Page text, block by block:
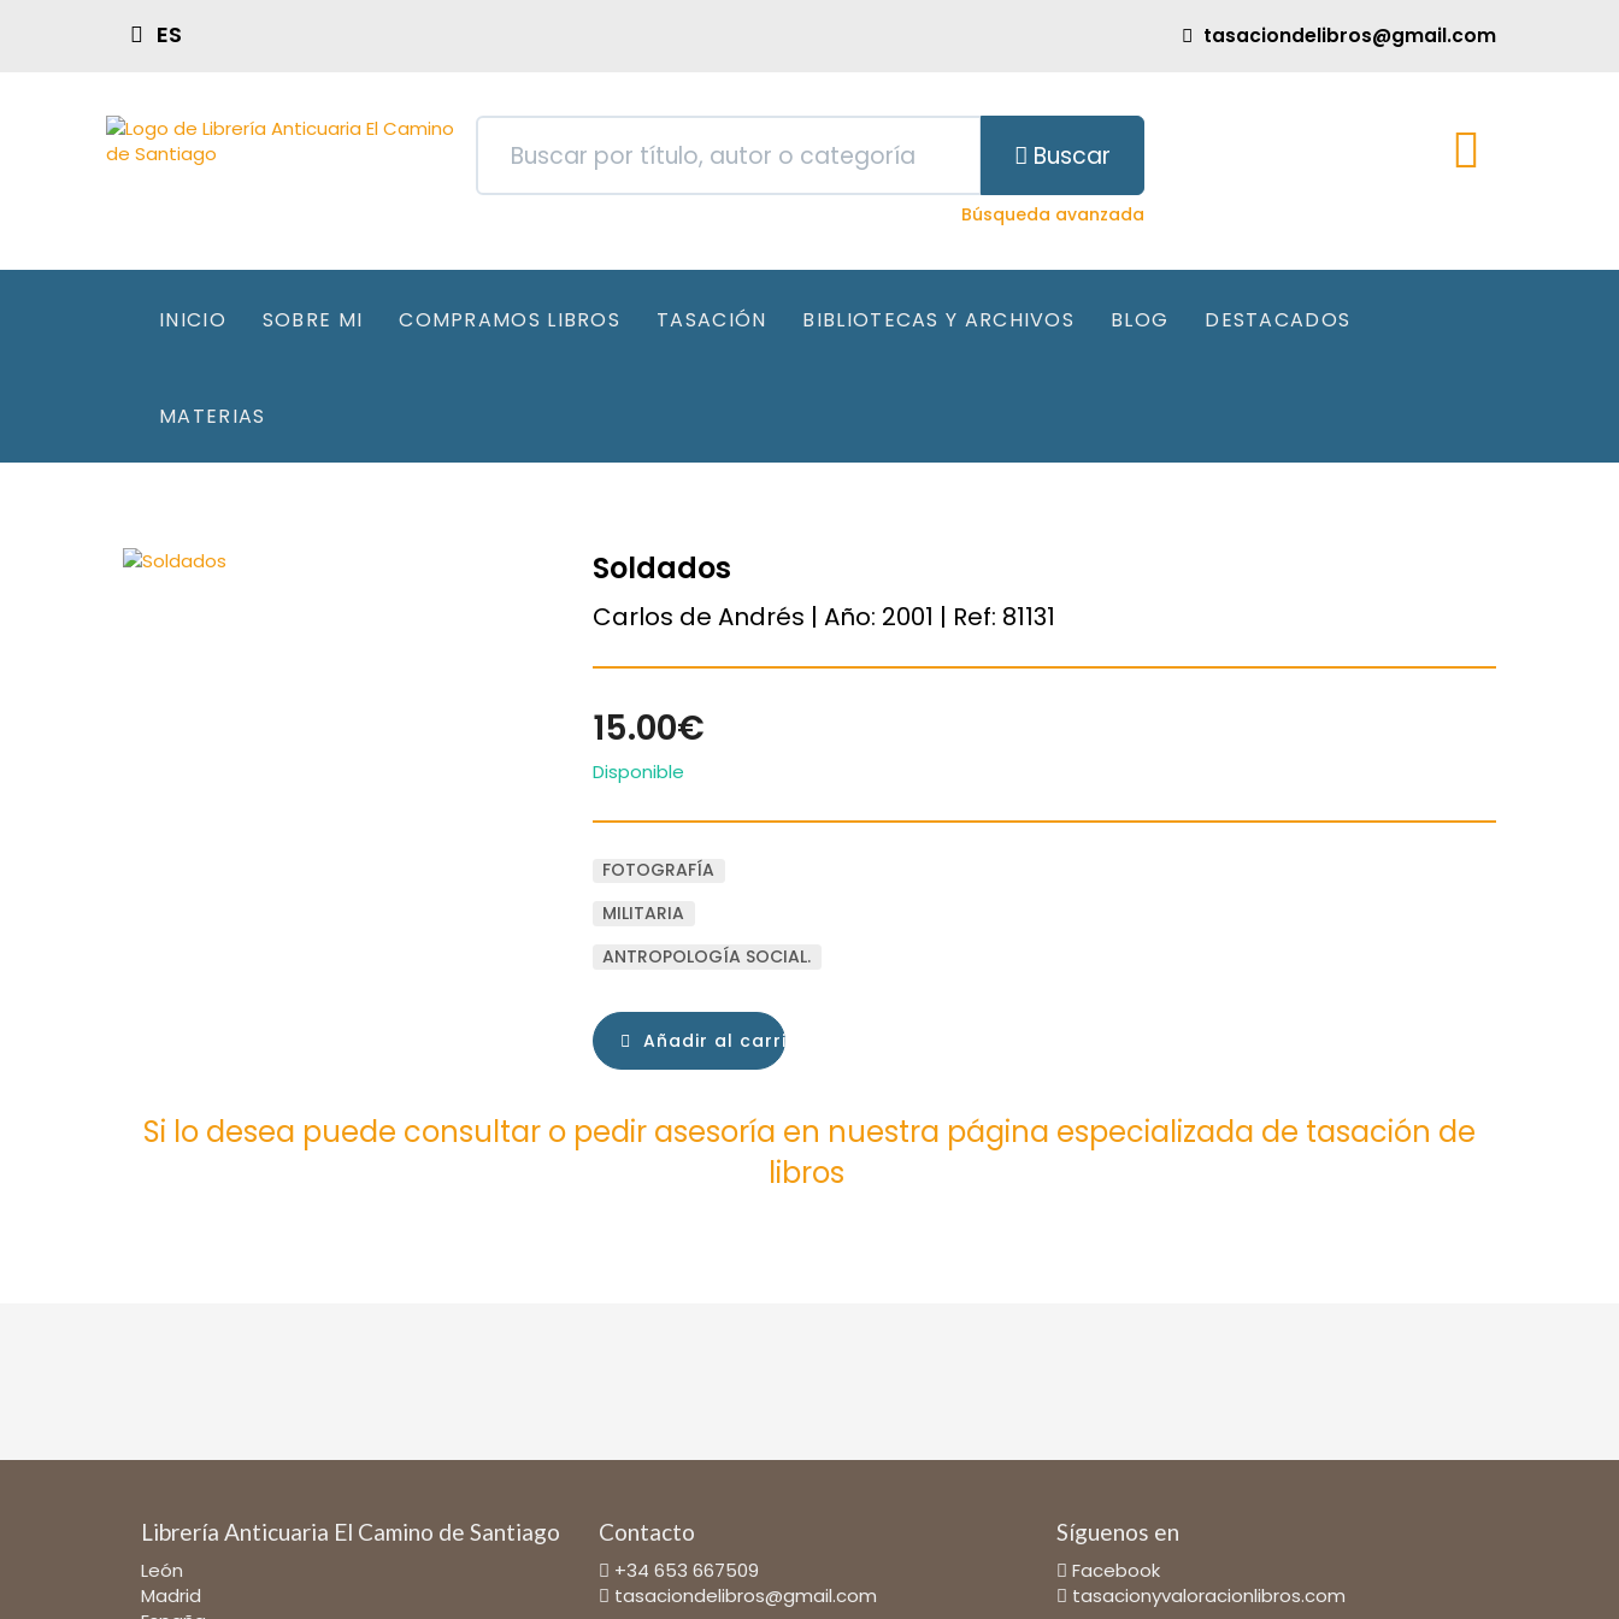
ES tasaciondelibros@gmail.com
Buscar
Búsqueda avanzada
INICIO SOBRE MI COMPRAMOS LIBROS TASACIÓN BIBLIOTECAS Y ARCHIVOS BLOG DESTACADOS
MATERIAS
Soldados
Carlos de Andrés | Año: 2001 | Ref: 81131
15.00€
Disponible
FOTOGRAFÍA
MILITARIA
ANTROPOLOGÍA SOCIAL.
Añadir al carrito
Si lo desea puede consultar o pedir asesoría en nuestra página especializada de tasación de
libros
Librería Anticuaria El Camino de Santiago
León
Madrid
Contacto
+34 653 667509
tasaciondelibros@gmail.com
Síguenos en
Facebook
tasacionyvaloracionlibros.com